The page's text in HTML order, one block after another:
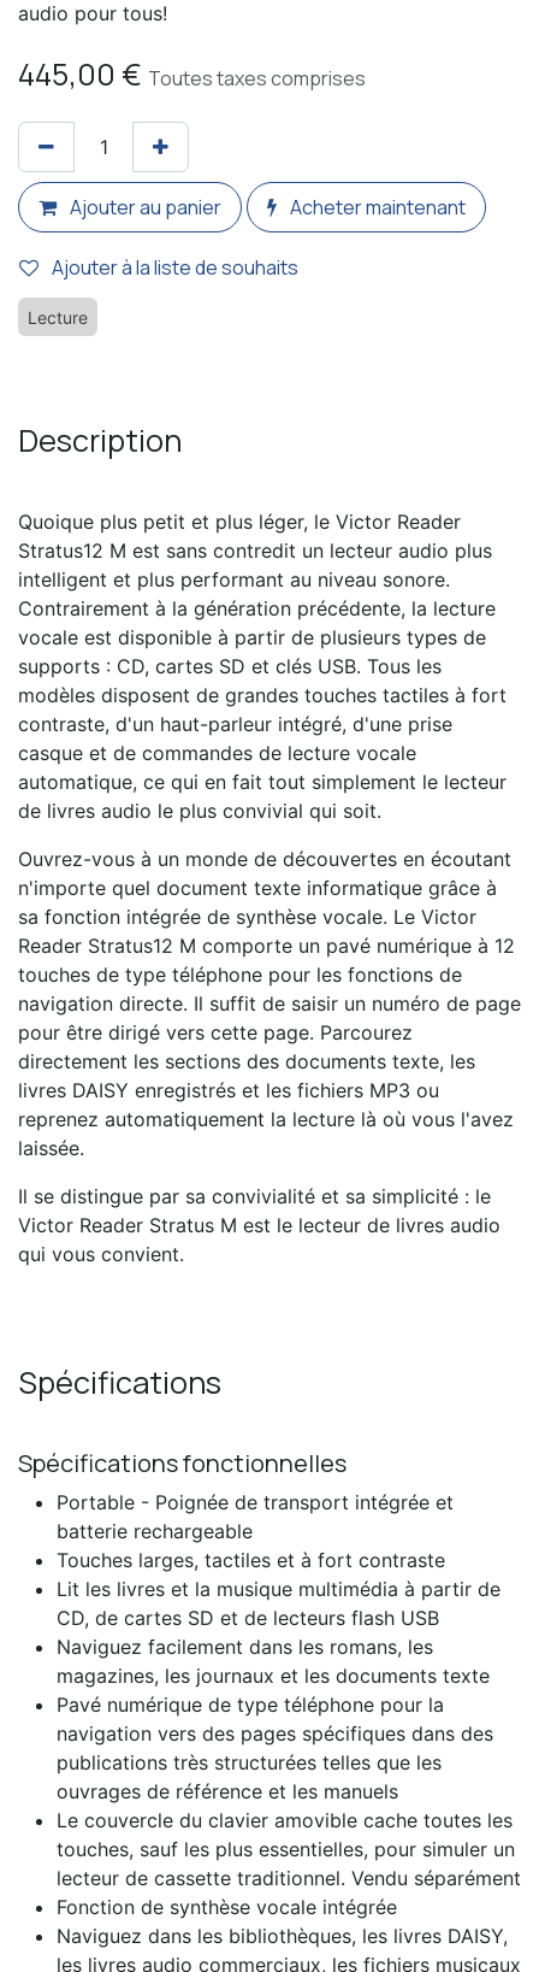
audio pour tous!
445,00 € Toutes taxes comprises
Ajouter au panier Acheter maintenant
Ajouter à la liste de souhaits
Lecture
Description
Quoique plus petit et plus léger, le Victor Reader
Stratus12 M est sans contredit un lecteur audio plus
intelligent et plus performant au niveau sonore.
Contrairement à la génération précédente, la lecture
vocale est disponible à partir de plusieurs types de
supports : CD, cartes SD et clés USB. Tous les
modèles disposent de grandes touches tactiles à fort
contraste, d'un haut-parleur intégré, d'une prise
casque et de commandes de lecture vocale
automatique, ce qui en fait tout simplement le lecteur
de livres audio le plus convivial qui soit.
Ouvrez-vous à un monde de découvertes en écoutant
n'importe quel document texte informatique grâce à
sa fonction intégrée de synthèse vocale. Le Victor
Reader Stratus12 M comporte un pavé numérique à 12
touches de type téléphone pour les fonctions de
navigation directe. Il suffit de saisir un numéro de page
pour être dirigé vers cette page. Parcourez
directement les sections des documents texte, les
livres DAISY enregistrés et les fichiers MP3 ou
reprenez automatiquement la lecture là où vous l'avez
laissée.
Il se distingue par sa convivialité et sa simplicité : le
Victor Reader Stratus M est le lecteur de livres audio
qui vous convient.
Spécifications
Spécifications fonctionnelles
Portable - Poignée de transport intégrée et
batterie rechargeable
Touches larges, tactiles et à fort contraste
Lit les livres et la musique multimédia à partir de
CD, de cartes SD et de lecteurs flash USB
Naviguez facilement dans les romans, les
magazines, les journaux et les documents texte
Pavé numérique de type téléphone pour la
navigation vers des pages spécifiques dans des
publications très structurées telles que les
ouvrages de référence et les manuels
Le couvercle du clavier amovible cache toutes les
touches, sauf les plus essentielles, pour simuler un
lecteur de cassette traditionnel. Vendu séparément
Fonction de synthèse vocale intégrée
Naviguez dans les bibliothèques, les livres DAISY,
les livres audio commerciaux, les fichiers musicaux